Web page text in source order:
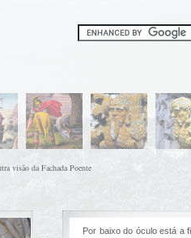
visão da Fachada Poente
Por baixo do óculo está a